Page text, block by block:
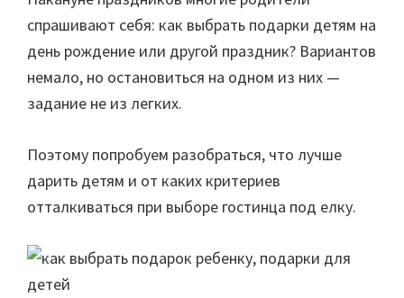
спрашивают себя: как выбрать подарки детям на
день рождение или другой праздник? Вариантов
немало, но остановиться на одном из них —
задание не из легких.
Поэтому попробуем разобраться, что лучше
дарить детям и от каких критериев
отталкиваться при выборе гостинца под елку.